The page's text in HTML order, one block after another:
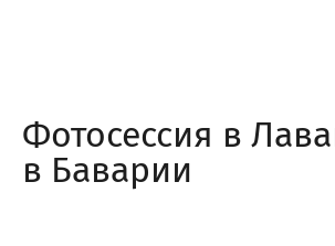
Фотосессия в
в Баварии